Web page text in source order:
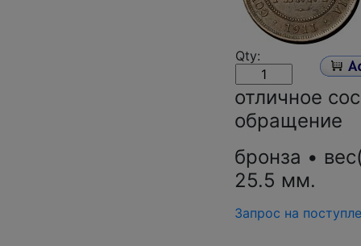
Qty:
отличное
обращение
бронза •
25.5 мм.
Запрос на